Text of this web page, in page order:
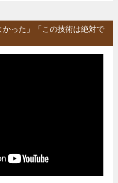
った」「この技術は絶対で